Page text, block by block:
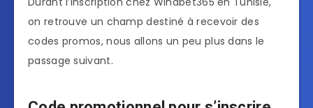
on retrouve un champ destiné à recevoir des
codes promos, nous allons un peu plus dans le
passage suivant.